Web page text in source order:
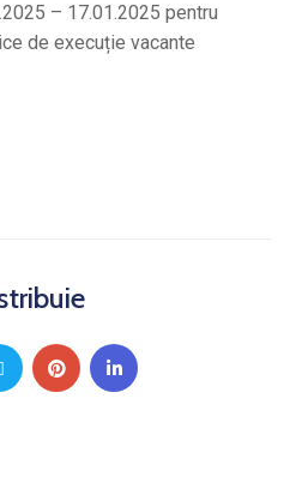
– 17.01.2025 pentru
de execuție vacante